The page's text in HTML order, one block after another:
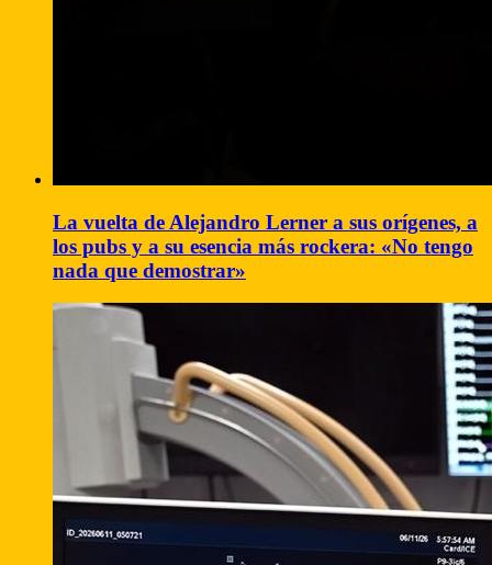
La vuelta de Alejandro Lerner a sus orígenes, a
los pubs y a su esencia más rockera: «No tengo
nada que demostrar»